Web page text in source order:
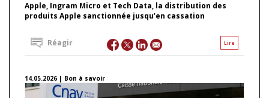
Apple, Ingram Micro et Tech Data, la distribution des
produits Apple sanctionnée jusqu’en cassation
Lire
Réagir
14.05.2026 | Bon à savoir